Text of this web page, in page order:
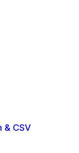
& CSV